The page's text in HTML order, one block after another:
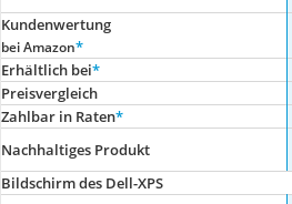
Kundenwertung
bei Amazon*
Erhältlich bei*
Preis­vergleich
Zahlbar in Raten*
Nachhaltiges Produkt
Bildschirm des Dell-XPS